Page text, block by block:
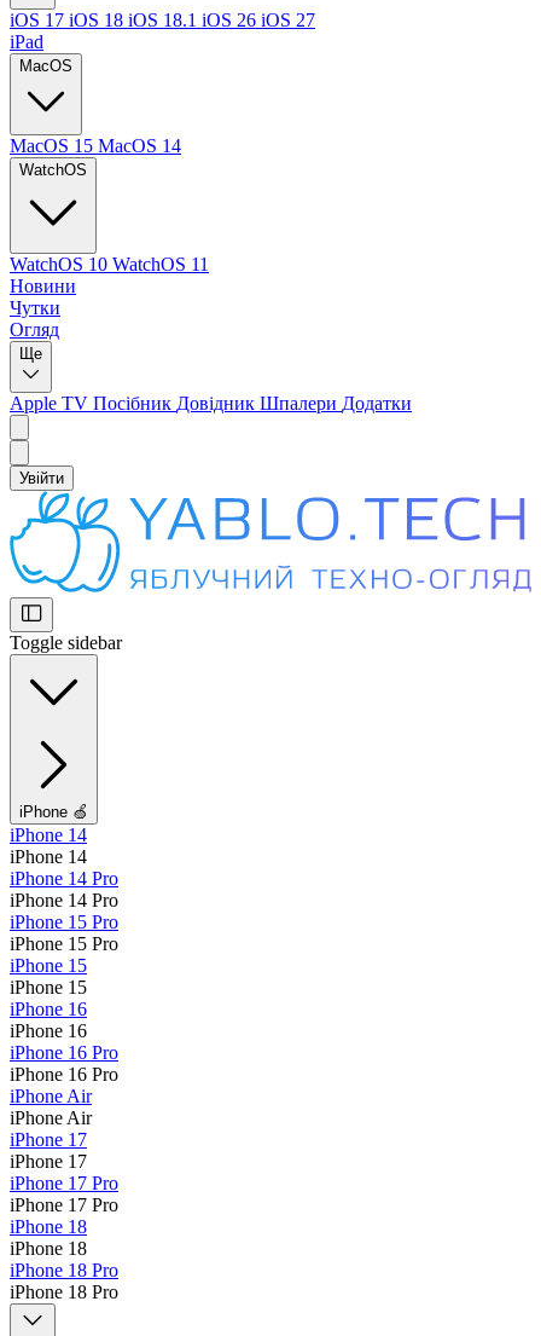
iOS 17 iOS 18 iOS 18.1 iOS 26 iOS 27
iPad
MacOS
MacOS 15 MacOS 14
WatchOS
WatchOS 10 WatchOS 11
Новини
Чутки
Огляд
Ще
Apple TV Посібник Довідник Шпалери Додатки
Увійти
Toggle sidebar
iPhone 🍏
iPhone 14
iPhone 14
iPhone 14 Pro
iPhone 14 Pro
iPhone 15 Pro
iPhone 15 Pro
iPhone 15
iPhone 15
iPhone 16
iPhone 16
iPhone 16 Pro
iPhone 16 Pro
iPhone Air
iPhone Air
iPhone 17
iPhone 17
iPhone 17 Pro
iPhone 17 Pro
iPhone 18
iPhone 18
iPhone 18 Pro
iPhone 18 Pro